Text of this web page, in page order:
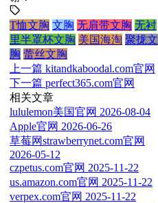
T恤文胸 文胸 无肩带文胸 无衬
里半罩杯文胸 美国海淘 聚拢文
胸 蕾丝文胸
上一篇 kitandkaboodal.com官网
下一篇 perfect365.com官网
相关文章
lululemon美国官网 2026-08-04
Apple官网 2026-06-26
草莓网strawberrynet.com官网
2026-05-12
czpetus.com官网 2025-11-22
us.amazon.com官网 2025-11-22
verpex.com官网 2025-11-22